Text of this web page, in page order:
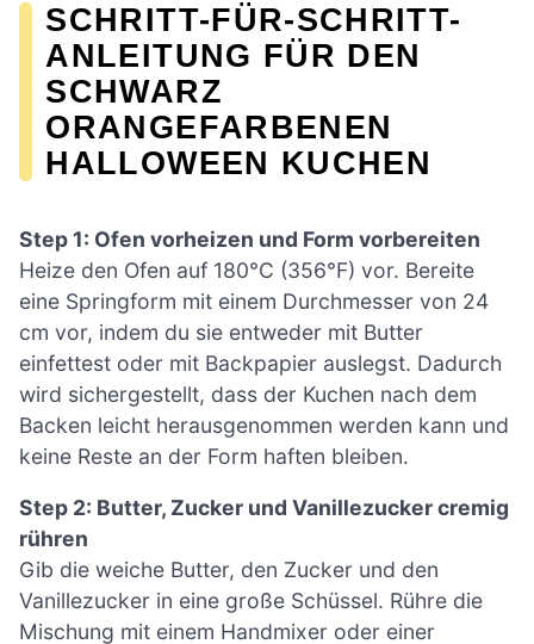
SCHRITT-FÜR-SCHRITT-
ANLEITUNG FÜR DEN
SCHWARZ
ORANGEFARBENEN
HALLOWEEN KUCHEN
Step 1: Ofen vorheizen und Form vorbereiten
Heize den Ofen auf 180°C (356°F) vor. Bereite
eine Springform mit einem Durchmesser von 24
cm vor, indem du sie entweder mit Butter
einfettest oder mit Backpapier auslegst. Dadurch
wird sichergestellt, dass der Kuchen nach dem
Backen leicht herausgenommen werden kann und
keine Reste an der Form haften bleiben.
Step 2: Butter, Zucker und Vanillezucker cremig
rühren
Gib die weiche Butter, den Zucker und den
Vanillezucker in eine große Schüssel. Rühre die
Mischung mit einem Handmixer oder einer